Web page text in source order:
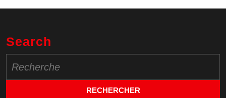
Search
for: